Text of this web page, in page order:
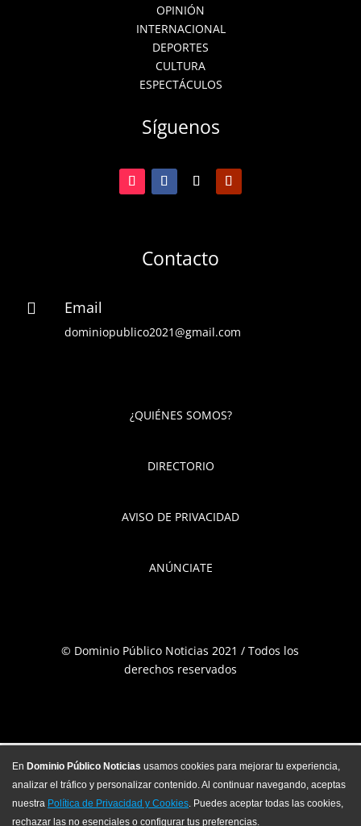
OPINIÓN
INTERNACIONAL
DEPORTES
CULTURA
ESPECTÁCULOS
Síguenos
Contacto
 Email
dominiopublico2021@gmail.com
¿QUIÉNES SOMOS?
DIRECTORIO
AVISO DE PRIVACIDAD
ANÚNCIATE
© Dominio Público Noticias 2021 / Todos los
derechos reservados
En Dominio Público Noticias usamos cookies para mejorar tu experiencia,
analizar el tráfico y personalizar contenido. Al continuar navegando, aceptas
nuestra Política de Privacidad y Cookies. Puedes aceptar todas las cookies,
rechazar las no esenciales o configurar tus preferencias.